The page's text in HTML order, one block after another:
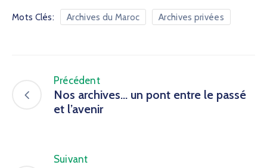
Mots Clés: Archives du Maroc Archives privées
Précédent
Nos archives… un pont entre le passé
et l’avenir
Suivant